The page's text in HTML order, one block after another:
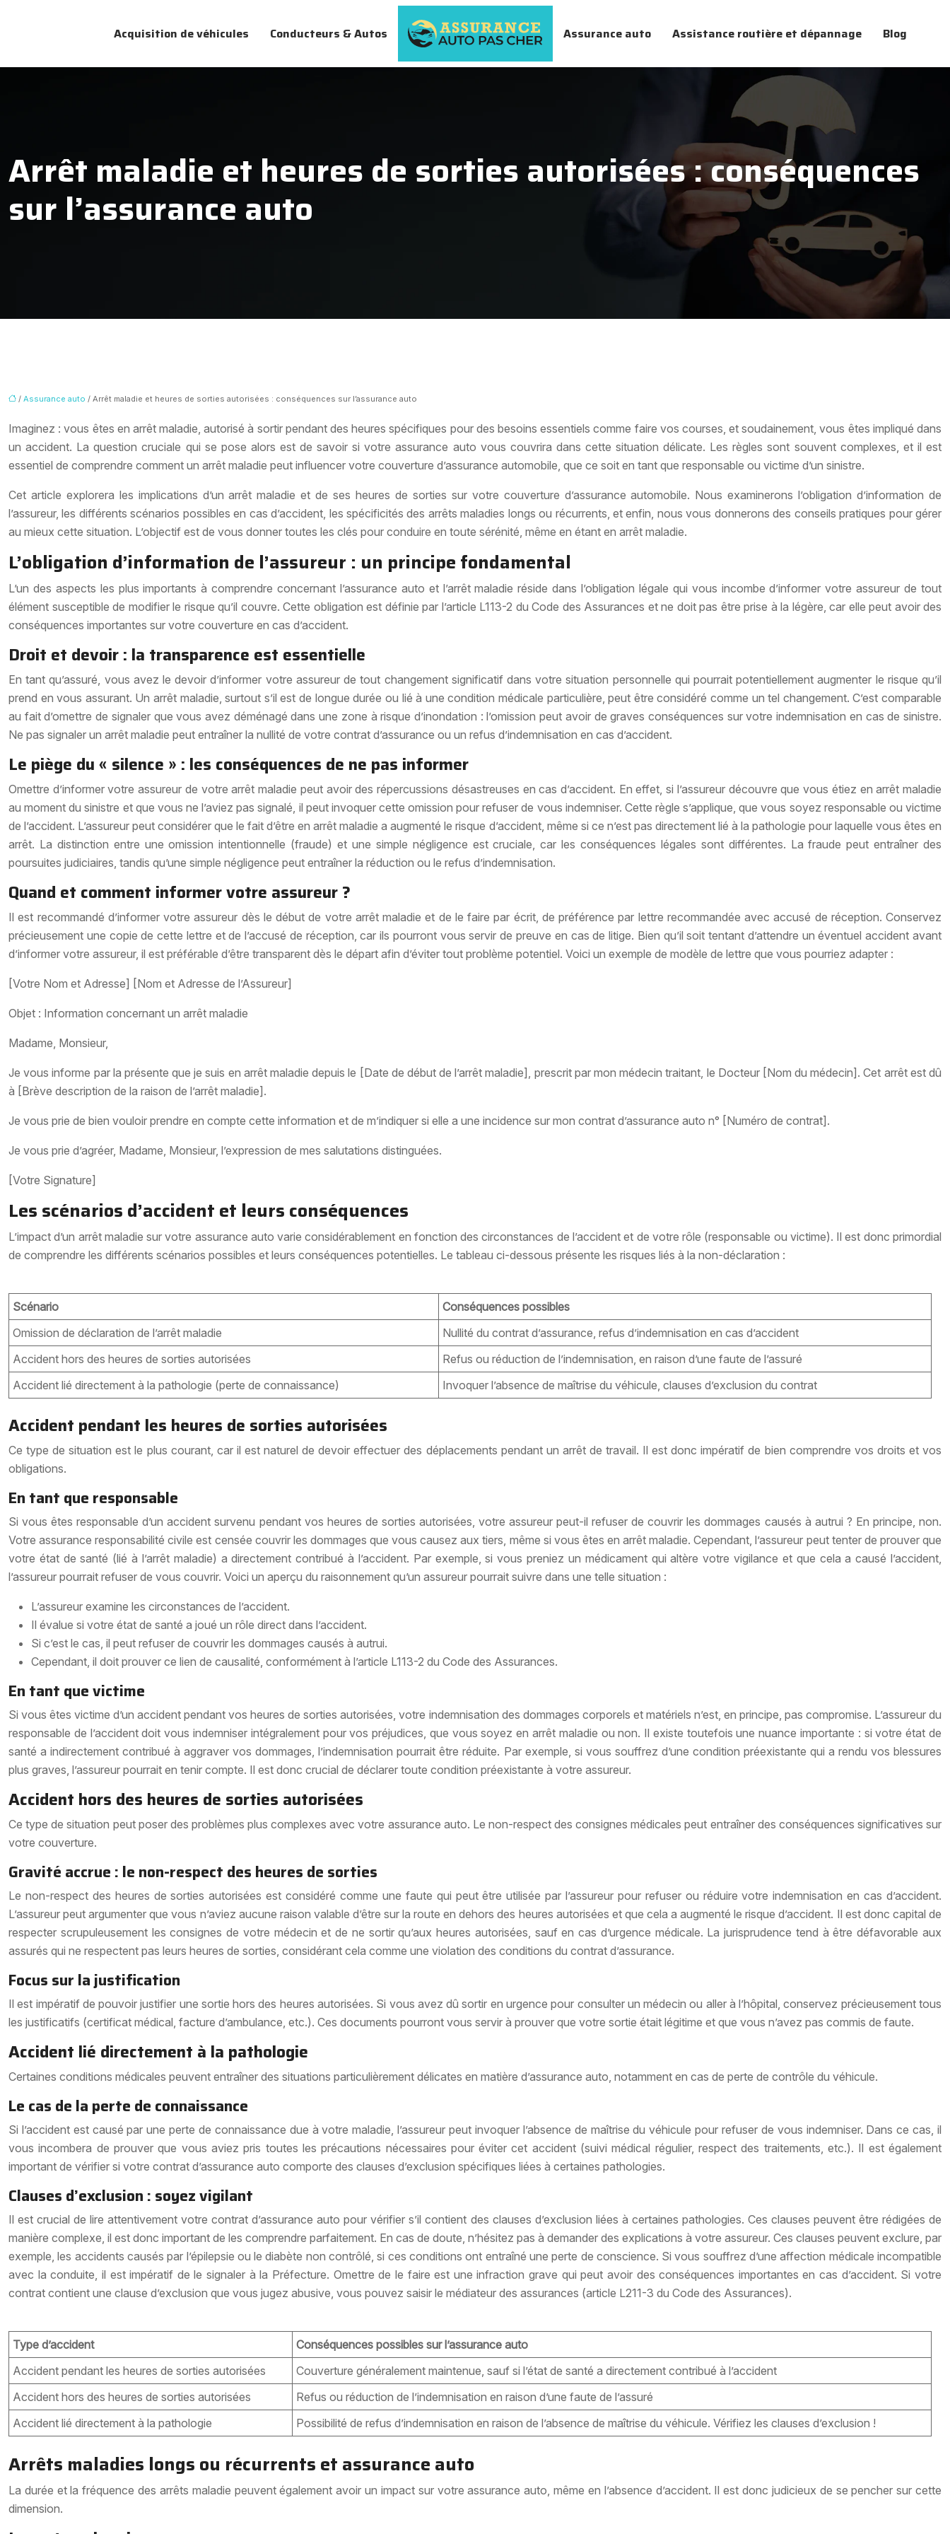
Conducteurs & Autos
Acquisition de véhicules Assurance auto Assistance routière et dépannage Blog
Arrêt maladie et heures de sorties autorisées : conséquences
sur l’assurance auto
/ Assurance auto / Arrêt maladie et heures de sorties autorisées : conséquences sur l’assurance auto
Imaginez : vous êtes en arrêt maladie, autorisé à sortir pendant des heures spécifiques pour des besoins essentiels comme faire vos courses, et soudainement, vous êtes impliqué dans
un accident. La question cruciale qui se pose alors est de savoir si votre assurance auto vous couvrira dans cette situation délicate. Les règles sont souvent complexes, et il est
essentiel de comprendre comment un arrêt maladie peut influencer votre couverture d’assurance automobile, que ce soit en tant que responsable ou victime d’un sinistre.
Cet article explorera les implications d’un arrêt maladie et de ses heures de sorties sur votre couverture d’assurance automobile. Nous examinerons l’obligation d’information de
l’assureur, les différents scénarios possibles en cas d’accident, les spécificités des arrêts maladies longs ou récurrents, et enfin, nous vous donnerons des conseils pratiques pour gérer
au mieux cette situation. L’objectif est de vous donner toutes les clés pour conduire en toute sérénité, même en étant en arrêt maladie.
L’obligation d’information de l’assureur : un principe fondamental
L’un des aspects les plus importants à comprendre concernant l’assurance auto et l’arrêt maladie réside dans l’obligation légale qui vous incombe d’informer votre assureur de tout
élément susceptible de modifier le risque qu’il couvre. Cette obligation est définie par l’article L113-2 du Code des Assurances et ne doit pas être prise à la légère, car elle peut avoir des
conséquences importantes sur votre couverture en cas d’accident.
Droit et devoir : la transparence est essentielle
En tant qu’assuré, vous avez le devoir d’informer votre assureur de tout changement significatif dans votre situation personnelle qui pourrait potentiellement augmenter le risque qu’il
prend en vous assurant. Un arrêt maladie, surtout s’il est de longue durée ou lié à une condition médicale particulière, peut être considéré comme un tel changement. C’est comparable
au fait d’omettre de signaler que vous avez déménagé dans une zone à risque d’inondation : l’omission peut avoir de graves conséquences sur votre indemnisation en cas de sinistre.
Ne pas signaler un arrêt maladie peut entraîner la nullité de votre contrat d’assurance ou un refus d’indemnisation en cas d’accident.
Le piège du « silence » : les conséquences de ne pas informer
Omettre d’informer votre assureur de votre arrêt maladie peut avoir des répercussions désastreuses en cas d’accident. En effet, si l’assureur découvre que vous étiez en arrêt maladie
au moment du sinistre et que vous ne l’aviez pas signalé, il peut invoquer cette omission pour refuser de vous indemniser. Cette règle s’applique, que vous soyez responsable ou victime
de l’accident. L’assureur peut considérer que le fait d’être en arrêt maladie a augmenté le risque d’accident, même si ce n’est pas directement lié à la pathologie pour laquelle vous êtes en
arrêt. La distinction entre une omission intentionnelle (fraude) et une simple négligence est cruciale, car les conséquences légales sont différentes. La fraude peut entraîner des
poursuites judiciaires, tandis qu’une simple négligence peut entraîner la réduction ou le refus d’indemnisation.
Quand et comment informer votre assureur ?
Il est recommandé d’informer votre assureur dès le début de votre arrêt maladie et de le faire par écrit, de préférence par lettre recommandée avec accusé de réception. Conservez
précieusement une copie de cette lettre et de l’accusé de réception, car ils pourront vous servir de preuve en cas de litige. Bien qu’il soit tentant d’attendre un éventuel accident avant
d’informer votre assureur, il est préférable d’être transparent dès le départ afin d’éviter tout problème potentiel. Voici un exemple de modèle de lettre que vous pourriez adapter :
[Votre Nom et Adresse] [Nom et Adresse de l’Assureur]
Objet : Information concernant un arrêt maladie
Madame, Monsieur,
Je vous informe par la présente que je suis en arrêt maladie depuis le [Date de début de l’arrêt maladie], prescrit par mon médecin traitant, le Docteur [Nom du médecin]. Cet arrêt est dû
à [Brève description de la raison de l’arrêt maladie].
Je vous prie de bien vouloir prendre en compte cette information et de m’indiquer si elle a une incidence sur mon contrat d’assurance auto n° [Numéro de contrat].
Je vous prie d’agréer, Madame, Monsieur, l’expression de mes salutations distinguées.
[Votre Signature]
Les scénarios d’accident et leurs conséquences
L’impact d’un arrêt maladie sur votre assurance auto varie considérablement en fonction des circonstances de l’accident et de votre rôle (responsable ou victime). Il est donc primordial
de comprendre les différents scénarios possibles et leurs conséquences potentielles. Le tableau ci-dessous présente les risques liés à la non-déclaration :
Scénario
Conséquences possibles
Omission de déclaration de l’arrêt maladie
Nullité du contrat d’assurance, refus d’indemnisation en cas d’accident
Accident hors des heures de sorties autorisées
Refus ou réduction de l’indemnisation, en raison d’une faute de l’assuré
Accident lié directement à la pathologie (perte de connaissance)
Invoquer l’absence de maîtrise du véhicule, clauses d’exclusion du contrat
Accident pendant les heures de sorties autorisées
Ce type de situation est le plus courant, car il est naturel de devoir effectuer des déplacements pendant un arrêt de travail. Il est donc impératif de bien comprendre vos droits et vos
obligations.
En tant que responsable
Si vous êtes responsable d’un accident survenu pendant vos heures de sorties autorisées, votre assureur peut-il refuser de couvrir les dommages causés à autrui ? En principe, non.
Votre assurance responsabilité civile est censée couvrir les dommages que vous causez aux tiers, même si vous êtes en arrêt maladie. Cependant, l’assureur peut tenter de prouver que
votre état de santé (lié à l’arrêt maladie) a directement contribué à l’accident. Par exemple, si vous preniez un médicament qui altère votre vigilance et que cela a causé l’accident,
l’assureur pourrait refuser de vous couvrir. Voici un aperçu du raisonnement qu’un assureur pourrait suivre dans une telle situation :
L’assureur examine les circonstances de l’accident.
Il évalue si votre état de santé a joué un rôle direct dans l’accident.
Si c’est le cas, il peut refuser de couvrir les dommages causés à autrui.
Cependant, il doit prouver ce lien de causalité, conformément à l’article L113-2 du Code des Assurances.
En tant que victime
Si vous êtes victime d’un accident pendant vos heures de sorties autorisées, votre indemnisation des dommages corporels et matériels n’est, en principe, pas compromise. L’assureur du
responsable de l’accident doit vous indemniser intégralement pour vos préjudices, que vous soyez en arrêt maladie ou non. Il existe toutefois une nuance importante : si votre état de
santé a indirectement contribué à aggraver vos dommages, l’indemnisation pourrait être réduite. Par exemple, si vous souffrez d’une condition préexistante qui a rendu vos blessures
plus graves, l’assureur pourrait en tenir compte. Il est donc crucial de déclarer toute condition préexistante à votre assureur.
Accident hors des heures de sorties autorisées
Ce type de situation peut poser des problèmes plus complexes avec votre assurance auto. Le non-respect des consignes médicales peut entraîner des conséquences significatives sur
votre couverture.
Gravité accrue : le non-respect des heures de sorties
Le non-respect des heures de sorties autorisées est considéré comme une faute qui peut être utilisée par l’assureur pour refuser ou réduire votre indemnisation en cas d’accident.
L’assureur peut argumenter que vous n’aviez aucune raison valable d’être sur la route en dehors des heures autorisées et que cela a augmenté le risque d’accident. Il est donc capital de
respecter scrupuleusement les consignes de votre médecin et de ne sortir qu’aux heures autorisées, sauf en cas d’urgence médicale. La jurisprudence tend à être défavorable aux
assurés qui ne respectent pas leurs heures de sorties, considérant cela comme une violation des conditions du contrat d’assurance.
Focus sur la justification
Il est impératif de pouvoir justifier une sortie hors des heures autorisées. Si vous avez dû sortir en urgence pour consulter un médecin ou aller à l’hôpital, conservez précieusement tous
les justificatifs (certificat médical, facture d’ambulance, etc.). Ces documents pourront vous servir à prouver que votre sortie était légitime et que vous n’avez pas commis de faute.
Accident lié directement à la pathologie
Certaines conditions médicales peuvent entraîner des situations particulièrement délicates en matière d’assurance auto, notamment en cas de perte de contrôle du véhicule.
Le cas de la perte de connaissance
Si l’accident est causé par une perte de connaissance due à votre maladie, l’assureur peut invoquer l’absence de maîtrise du véhicule pour refuser de vous indemniser. Dans ce cas, il
vous incombera de prouver que vous aviez pris toutes les précautions nécessaires pour éviter cet accident (suivi médical régulier, respect des traitements, etc.). Il est également
important de vérifier si votre contrat d’assurance auto comporte des clauses d’exclusion spécifiques liées à certaines pathologies.
Clauses d’exclusion : soyez vigilant
Il est crucial de lire attentivement votre contrat d’assurance auto pour vérifier s’il contient des clauses d’exclusion liées à certaines pathologies. Ces clauses peuvent être rédigées de
manière complexe, il est donc important de les comprendre parfaitement. En cas de doute, n’hésitez pas à demander des explications à votre assureur. Ces clauses peuvent exclure, par
exemple, les accidents causés par l’épilepsie ou le diabète non contrôlé, si ces conditions ont entraîné une perte de conscience. Si vous souffrez d’une affection médicale incompatible
avec la conduite, il est impératif de le signaler à la Préfecture. Omettre de le faire est une infraction grave qui peut avoir des conséquences importantes en cas d’accident. Si votre
contrat contient une clause d’exclusion que vous jugez abusive, vous pouvez saisir le médiateur des assurances (article L211-3 du Code des Assurances).
Type d’accident
Conséquences possibles sur l’assurance auto
Accident pendant les heures de sorties autorisées
Couverture généralement maintenue, sauf si l’état de santé a directement contribué à l’accident
Accident hors des heures de sorties autorisées
Refus ou réduction de l’indemnisation en raison d’une faute de l’assuré
Accident lié directement à la pathologie
Possibilité de refus d’indemnisation en raison de l’absence de maîtrise du véhicule. Vérifiez les clauses d’exclusion !
Arrêts maladies longs ou récurrents et assurance auto
La durée et la fréquence des arrêts maladie peuvent également avoir un impact sur votre assurance auto, même en l’absence d’accident. Il est donc judicieux de se pencher sur cette
dimension.